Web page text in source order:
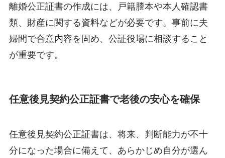
離婚公正証書の作成には、戸籍謄本や本人確認書
類、財産に関する資料などが必要です。事前に夫
婦間で合意内容を固め、公証役場に相談すること
が重要です。
任意後見契約公正証書で老後の安心を確保
任意後見契約公正証書は、将来、判断能力が不十
分になった場合に備えて、あらかじめ自分が選ん